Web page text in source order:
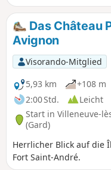
Das Château
Avignon
Visorando-Mitglied
5,93 km
+108 m
2:00 Std.
Leicht
Start in Villeneuve-
(Gard)
Herrlicher Blick auf die
Fort Saint-André.